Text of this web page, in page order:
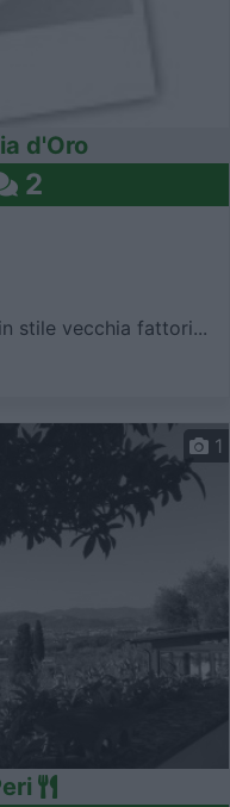
d'Oro
2
stile vecchia fattori...
1